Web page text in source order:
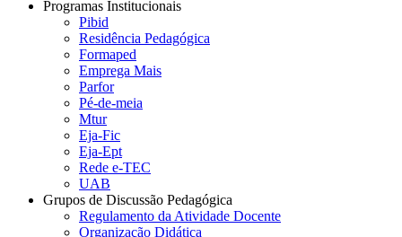
Programas Institucionais
Pibid
Residência Pedagógica
Formaped
Emprega Mais
Parfor
Pé-de-meia
Mtur
Eja-Fic
Eja-Ept
Rede e-TEC
UAB
Grupos de Discussão Pedagógica
Regulamento da Atividade Docente
Organização Didática